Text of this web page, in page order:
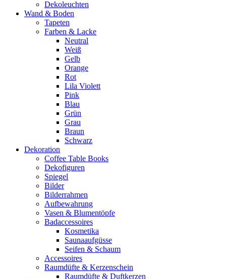
Dekoleuchten
Wand & Boden
Tapeten
Farben & Lacke
Neutral
Weiß
Gelb
Orange
Rot
Lila Violett
Pink
Blau
Grün
Grau
Braun
Schwarz
Dekoration
Coffee Table Books
Dekofiguren
Spiegel
Bilder
Bilderrahmen
Aufbewahrung
Vasen & Blumentöpfe
Badaccessoires
Kosmetika
Saunaaufgüsse
Seifen & Schaum
Accessoires
Raumdüfte & Kerzenschein
Raumdüfte & Duftkerzen